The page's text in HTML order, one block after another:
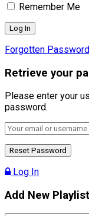
Remember Me
Forgotten
Retrieve your
Please enter your
password.
Log In
Add New Playlist